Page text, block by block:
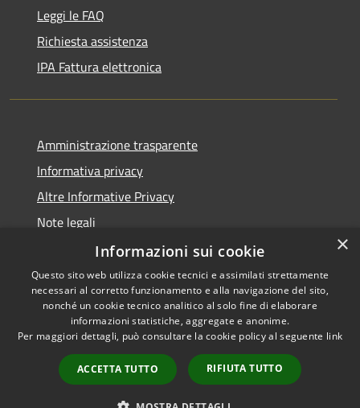
Leggi le FAQ
Richiesta assistenza
IPA Fattura elettronica
Amministrazione trasparente
Informativa privacy
Altre Informative Privacy
Note legali
Dichiarazione di accessibilità
RSS
Accessibilità
Copyright © 2026 • Comune di
Municipium•
Accesso
redazione
×
Informazioni sui cookie
Questo sito web utilizza cookie tecnici e assimilati strettamente
necessari al corretto funzionamento e alla navigazione del sito,
nonché un cookie tecnico analitico al solo fine di elaborare
informazioni statistiche, aggregate e anonime.
Per maggiori dettagli, può consultare la cookie policy al seguente link
ACCETTA TUTTO RIFIUTA TUTTO